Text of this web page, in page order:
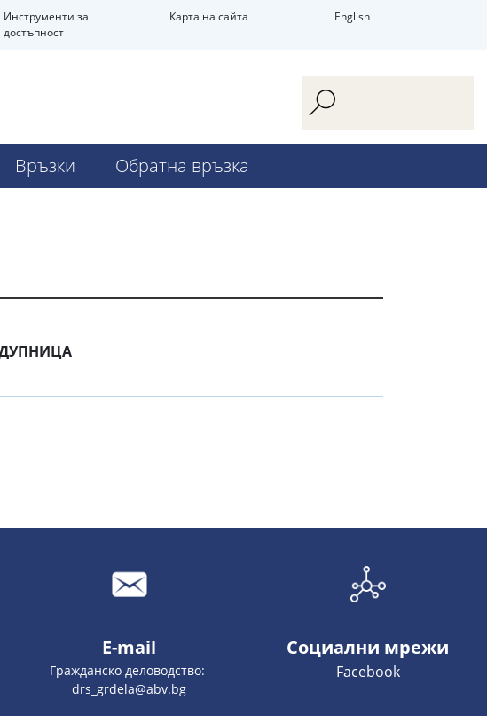
Инструменти за
достъпност
Карта на сайта English
Връзки Обратна връзка
E-mail
Гражданско деловодство:
drs_grdela@abv.bg
Социални мрежи
Facebook